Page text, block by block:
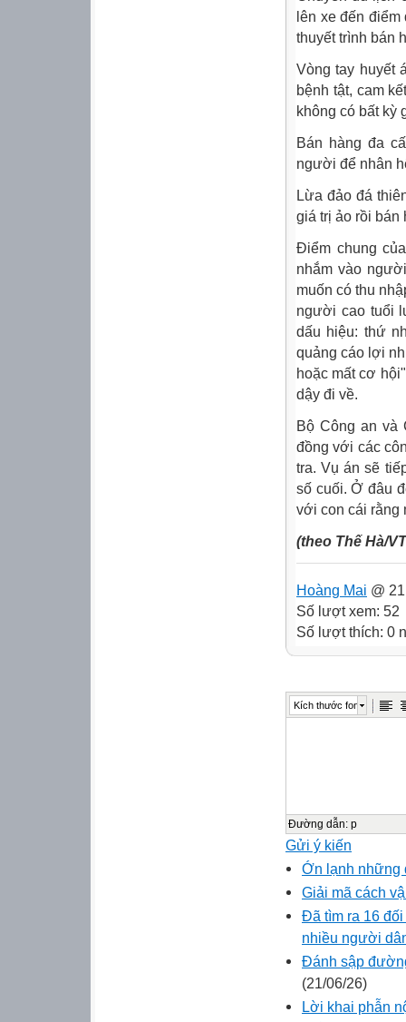
lên xe đến
thuyết trình bán
Vòng tay huyết
bệnh tật, cam
không có bất kỳ
Bán hàng đa
người để nhân
Lừa đảo đá
giá trị ảo rồi bán
Điểm chung
nhắm vào
muốn có thu
người cao tuổi
dấu hiệu: thứ
quảng cáo lợi
hoặc mất cơ
dậy đi về.
Bộ Công an và
đồng với các
tra. Vụ án sẽ
số cuối. Ở đâu
với con cái rằng
(theo Thế Hà/
Hoàng Mai @
Số lượt xem: 52
Số lượt thích: 0
Kích thước font
Đường dẫn: p
Gửi ý kiến
Ớn lạnh những
Giải mã cách
Đã tìm ra 16
nhiều người
Đánh sập
(21/06/26)
Lời khai phẫn